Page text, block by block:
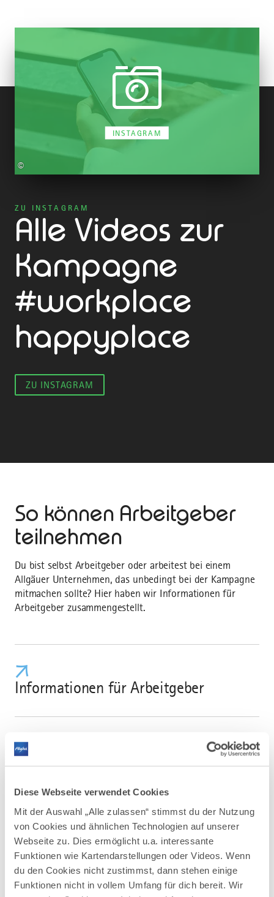
Diese Webseite verwendet Cookies
Mit der Auswahl „Alle zulassen“ stimmst du der Nutzung
von Cookies und ähnlichen Technologien auf unserer
Webseite zu. Dies ermöglicht u.a. interessante
Funktionen wie Kartendarstellungen oder Videos. Wenn
du den Cookies nicht zustimmst, dann stehen einige
Funktionen nicht in vollem Umfang für dich bereit. Wir
INSTAGRAM
©
ZU INSTAGRAM
Alle Videos zur
Kampagne
#workplace
happyplace
ZU INSTAGRAM
So können Arbeitgeber
teilnehmen
Du bist selbst Arbeitgeber oder arbeitest bei einem
Allgäuer Unternehmen, das unbedingt bei der Kampagne
mitmachen sollte? Hier haben wir Informationen für
Arbeitgeber zusammengestellt.
Informationen für Arbeitgeber
Dazu passend